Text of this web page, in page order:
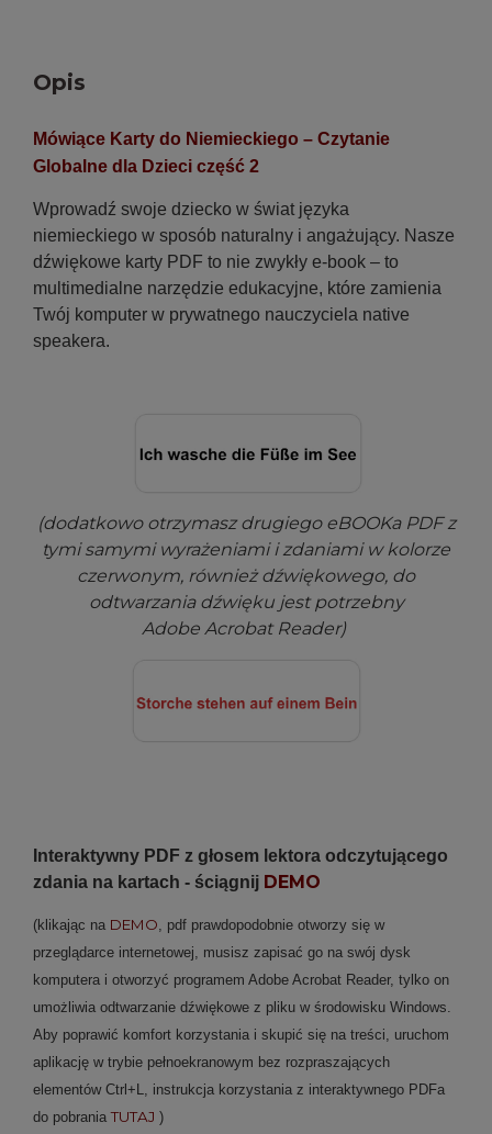
Opis
Mówiące Karty do Niemieckiego – Czytanie
Globalne dla Dzieci część 2
Wprowadź swoje dziecko w świat języka
niemieckiego w sposób naturalny i angażujący. Nasze
dźwiękowe karty PDF to nie zwykły e-book – to
multimedialne narzędzie edukacyjne, które zamienia
Twój komputer w prywatnego nauczyciela native
speakera.
(dodatkowo otrzymasz drugiego eBOOKa PDF z
tymi samymi wyrażeniami i zdaniami w kolorze
czerwonym, również dźwiękowego, do
odtwarzania dźwięku jest potrzebny
Adobe Acrobat Reader)
Interaktywny PDF z głosem lektora odczytującego
zdania na kartach - ściągnij DEMO
(klikając na DEMO, pdf prawdopodobnie otworzy się w
przeglądarce internetowej, musisz zapisać go na swój dysk
komputera i otworzyć programem Adobe Acrobat Reader, tylko on
umożliwia odtwarzanie dźwiękowe z pliku w środowisku Windows.
Aby poprawić komfort korzystania i skupić się na treści, uruchom
aplikację w trybie pełnoekranowym bez rozpraszających
elementów Ctrl+L, instrukcja korzystania z interaktywnego PDFa
do pobraniaTUTAJ )